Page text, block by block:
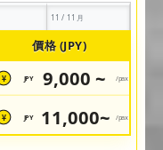
11 / 11月
價格 (JPY)
¥ JPY 9,000 ~ /pax
¥ JPY 11,000~ /pax